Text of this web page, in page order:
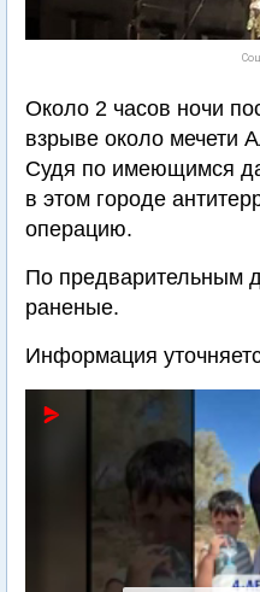
Около 2 часов ночи
взрыве около мечети
Судя по имеющимся
в этом городе
операцию.
По предварительным
раненые.
Информация